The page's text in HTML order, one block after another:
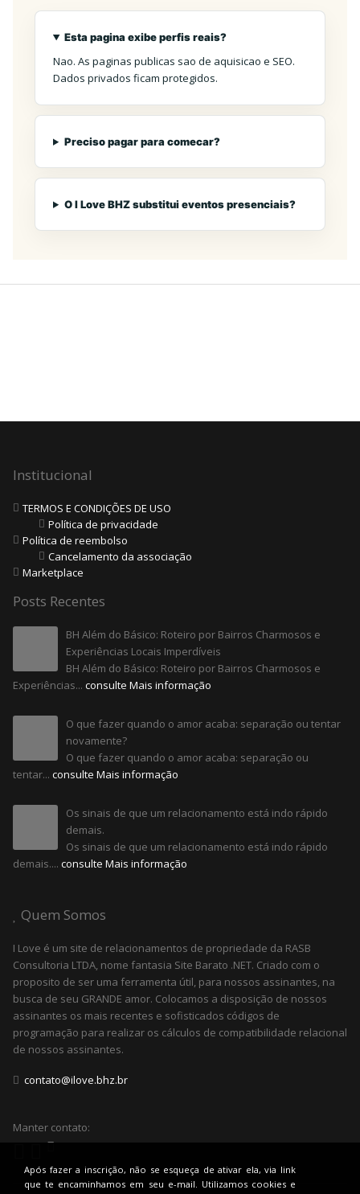
Esta pagina exibe perfis reais?
Nao. As paginas publicas sao de aquisicao e SEO.
Dados privados ficam protegidos.
Preciso pagar para comecar?
O I Love BHZ substitui eventos presenciais?
Institucional
TERMOS E CONDIÇÕES DE USO
Política de privacidade
Política de reembolso
Cancelamento da associação
Marketplace
Posts Recentes
BH Além do Básico: Roteiro por Bairros Charmosos e
Experiências Locais Imperdíveis
BH Além do Básico: Roteiro por Bairros Charmosos e
Experiências... consulte Mais informação
O que fazer quando o amor acaba: separação ou tentar
novamente?
O que fazer quando o amor acaba: separação ou
tentar... consulte Mais informação
Os sinais de que um relacionamento está indo rápido
demais.
Os sinais de que um relacionamento está indo rápido
demais.... consulte Mais informação
Quem Somos
I Love é um site de relacionamentos de propriedade da RASB
Consultoria LTDA, nome fantasia Site Barato .NET. Criado com o
proposito de ser uma ferramenta útil, para nossos assinantes, na
busca de seu GRANDE amor. Colocamos a disposição de nossos
assinantes os mais recentes e sofisticados códigos de
programação para realizar os cálculos de compatibilidade relacional
de nossos assinantes.
contato@ilove.bhz.br
Manter contato:
Após fazer a inscrição, não se esqueça de ativar ela, via link
que te encaminhamos em seu e-mail. Utilizamos cookies e